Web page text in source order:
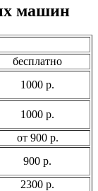
машин
бесплатно
1000 р.
1000 р.
от 900 р.
900 р.
2300 р.